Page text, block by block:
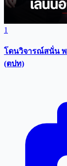
1
โดนวิจารณ์สนั่น พ
(ตปท)